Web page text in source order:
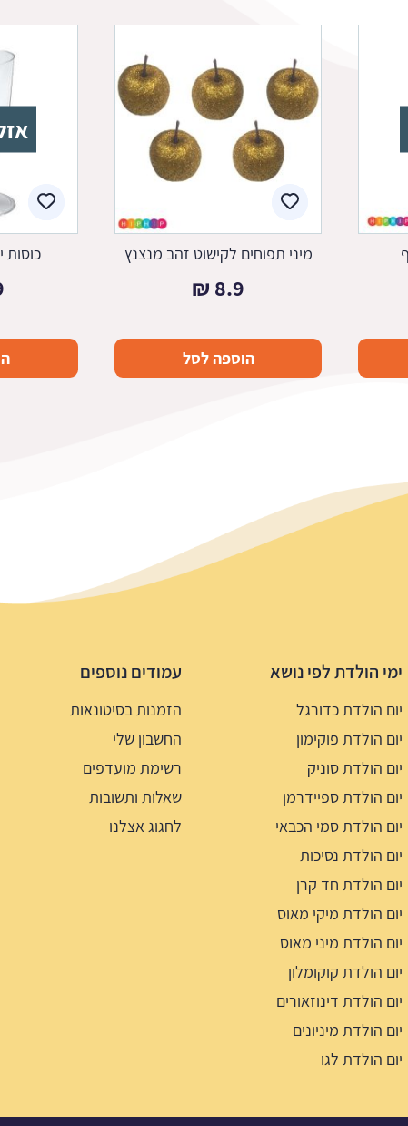
מיני תפוחים לקישוט זהב מנצנץ
8.9
₪
הוספה לסל
כוסות
ימי הולדת לפי נושא
יום הולדת כדורגל
יום הולדת פוקימון
יום הולדת סוניק
יום הולדת ספיידרמן
יום הולדת סמי הכבאי
יום הולדת נסיכות
יום הולדת חד קרן
יום הולדת מיקי מאוס
יום הולדת מיני מאוס
יום הולדת קוקומלון
יום הולדת דינוזאורים
יום הולדת מיניונים
יום הולדת לגו
עמודים נוספים
הזמנות בסיטונאות
החשבון שלי
רשימת מועדפים
שאלות ותשובות
לחגוג אצלנו